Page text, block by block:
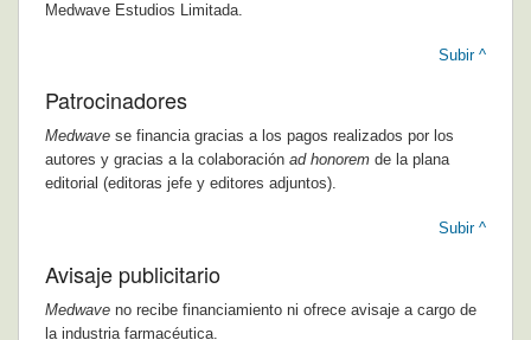
Medwave Estudios Limitada.
Subir ^
Patrocinadores
Medwave se financia gracias a los pagos realizados por los
autores y gracias a la colaboración ad honorem de la plana
editorial (editoras jefe y editores adjuntos).
Subir ^
Avisaje publicitario
Medwave no recibe financiamiento ni ofrece avisaje a cargo de
la industria farmacéutica.